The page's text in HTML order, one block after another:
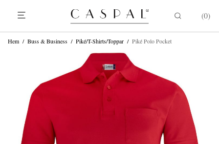
0
Hem / Buss & Business / Piké/T-Shirts/Toppar / Piké Polo Pocket